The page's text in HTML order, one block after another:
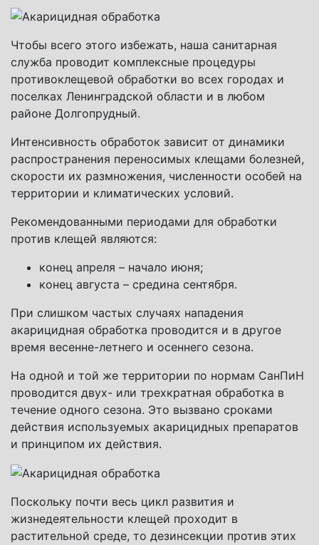
Чтобы всего этого избежать, наша санитарная
служба проводит комплексные процедуры
противоклещевой обработки во всех городах и
поселках Ленинградской области и в любом
районе Долгопрудный.
Интенсивность обработок зависит от динамики
распространения переносимых клещами болезней,
скорости их размножения, численности особей на
территории и климатических условий.
Рекомендованными периодами для обработки
против клещей являются:
конец апреля – начало июня;
конец августа – средина сентября.
При слишком частых случаях нападения
акарицидная обработка проводится и в другое
время весенне-летнего и осеннего сезона.
На одной и той же территории по нормам СанПиН
проводится двух- или трехкратная обработка в
течение одного сезона. Это вызвано сроками
действия используемых акарицидных препаратов
и принципом их действия.
Поскольку почти весь цикл развития и
жизнедеятельности клещей проходит в
растительной среде, то дезинсекции против этих